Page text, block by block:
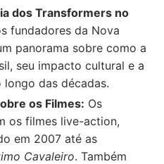
dos Transformers no
fundadores da Nova
panorama sobre como a
seu impacto cultural e a
das décadas.
os Filmes: Os
os filmes live-action,
em 2007 até as
Cavaleiro. Também